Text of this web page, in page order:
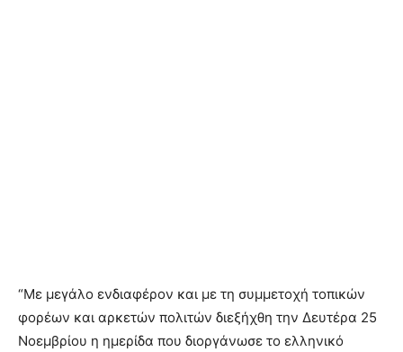
“Με μεγάλο ενδιαφέρον και με τη συμμετοχή τοπικών
φορέων και αρκετών πολιτών διεξήχθη την Δευτέρα 25
Νοεμβρίου η ημερίδα που διοργάνωσε το ελληνικό